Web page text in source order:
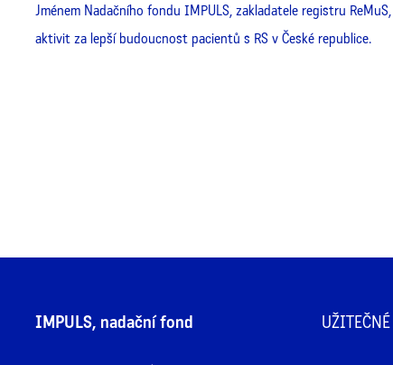
Jménem Nadačního fondu IMPULS, zakladatele registru
aktivit za lepší budoucnost pacientů s RS v České republice.
IMPULS, nadační fond